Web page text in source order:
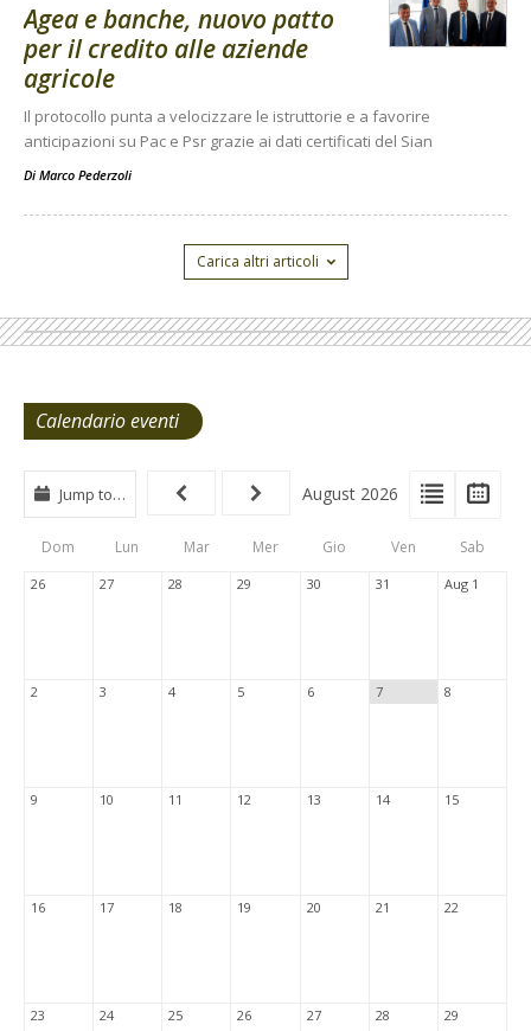
Agea e banche, nuovo patto
per il credito alle aziende
agricole
Il protocollo punta a velocizzare le istruttorie e a favorire
anticipazioni su Pac e Psr grazie ai dati certificati del Sian
Di Marco Pederzoli
Carica altri articoli
Calendario eventi
View
Type
Tabs
View
List
Jump to… August 2026
Dom Lun Mar Mer Gio Ven Sab
26 27 28 29 30 31 Aug 1
2 3 4 5 6 7 8
9 10 11 12 13 14 15
16 17 18 19 20 21 22
23 24 25 26 27 28 29